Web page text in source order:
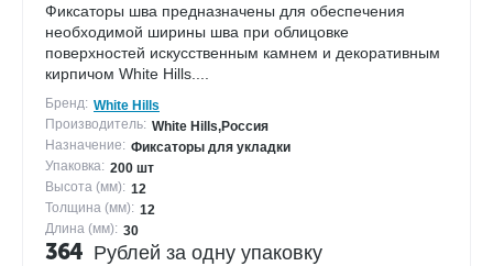
Фиксаторы шва предназначены для обеспечения
необходимой ширины шва при облицовке
поверхностей искусственным камнем и декоративным
кирпичом White Hills....
Бренд: White Hills
Производитель: White Hills,Россия
Назначение: Фиксаторы для укладки
Упаковка: 200 шт
Высота (мм): 12
Толщина (мм): 12
Длина (мм): 30
364 Рублей за одну упаковку